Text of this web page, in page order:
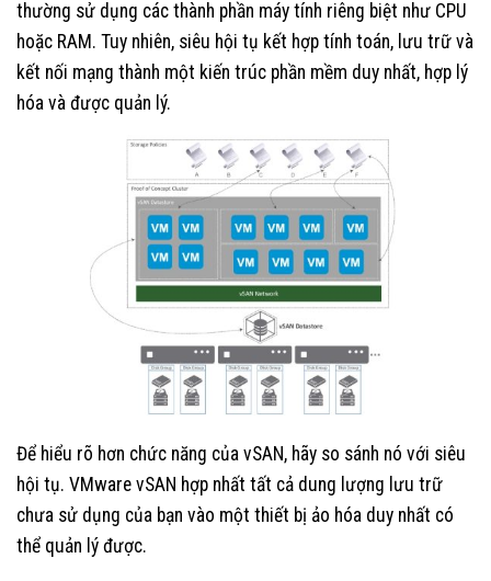
thường sử dụng các thành phần máy tính riêng biệt như CPU
hoặc RAM. Tuy nhiên, siêu hội tụ kết hợp tính toán, lưu trữ và
kết nối mạng thành một kiến trúc phần mềm duy nhất, hợp lý
hóa và được quản lý.
Để hiểu rõ hơn chức năng của vSAN, hãy so sánh nó với siêu
hội tụ. VMware vSAN hợp nhất tất cả dung lượng lưu trữ
chưa sử dụng của bạn vào một thiết bị ảo hóa duy nhất có
thể quản lý được.